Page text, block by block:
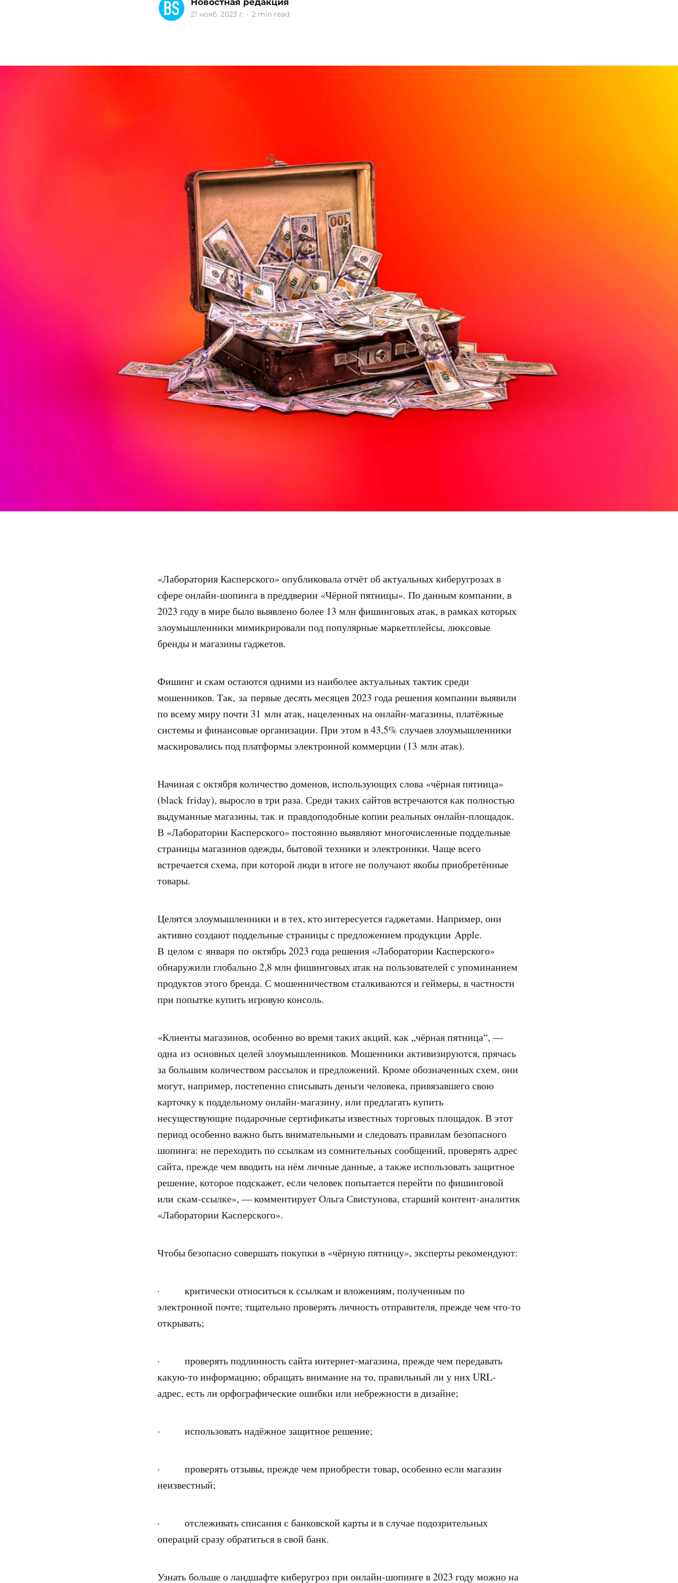
Новостная редакция
21 нояб. 2023 г. • 2 min read
«Лаборатория Касперского» опубликовала отчёт об актуальных киберугрозах в
сфере онлайн-шопинга в преддверии «Чёрной пятницы». По данным компании, в
2023 году в мире было выявлено более 13 млн фишинговых атак, в рамках которых
злоумышленники мимикрировали под популярные маркетплейсы, люксовые
бренды и магазины гаджетов.
Фишинг и скам остаются одними из наиболее актуальных тактик среди
мошенников. Так, за первые десять месяцев 2023 года решения компании выявили
по всему миру почти 31 млн атак, нацеленных на онлайн-магазины, платёжные
системы и финансовые организации. При этом в 43,5% случаев злоумышленники
маскировались под платформы электронной коммерции (13 млн атак).
Начиная с октября количество доменов, использующих слова «чёрная пятница»
(black friday), выросло в три раза. Среди таких сайтов встречаются как полностью
выдуманные магазины, так и правдоподобные копии реальных онлайн-площадок.
В «Лаборатории Касперского» постоянно выявляют многочисленные поддельные
страницы магазинов одежды, бытовой техники и электроники. Чаще всего
встречается схема, при которой люди в итоге не получают якобы приобретённые
товары.
Целятся злоумышленники и в тех, кто интересуется гаджетами. Например, они
активно создают поддельные страницы с предложением продукции Apple.
В целом с января по октябрь 2023 года решения «Лаборатории Касперского»
обнаружили глобально 2,8 млн фишинговых атак на пользователей с упоминанием
продуктов этого бренда. С мошенничеством сталкиваются и геймеры, в частности
при попытке купить игровую консоль.
«Клиенты магазинов, особенно во время таких акций, как „чёрная пятница“, —
одна из основных целей злоумышленников. Мошенники активизируются, прячась
за большим количеством рассылок и предложений. Кроме обозначенных схем, они
могут, например, постепенно списывать деньги человека, привязавшего свою
карточку к поддельному онлайн-магазину, или предлагать купить
несуществующие подарочные сертификаты известных торговых площадок. В этот
период особенно важно быть внимательными и следовать правилам безопасного
шопинга: не переходить по ссылкам из сомнительных сообщений, проверять адрес
сайта, прежде чем вводить на нём личные данные, а также использовать защитное
решение, которое подскажет, если человек попытается перейти по фишинговой
или скам-ссылке», — комментирует Ольга Свистунова, старший контент-аналитик
«Лаборатории Касперского».
Чтобы безопасно совершать покупки в «чёрную пятницу», эксперты рекомендуют:
· критически относиться к ссылкам и вложениям, полученным по
электронной почте; тщательно проверять личность отправителя, прежде чем что-то
открывать;
· проверять подлинность сайта интернет-магазина, прежде чем передавать
какую-то информацию; обращать внимание на то, правильный ли у них URL-
адрес, есть ли орфографические ошибки или небрежности в дизайне;
· использовать надёжное защитное решение;
· проверять отзывы, прежде чем приобрести товар, особенно если магазин
неизвестный;
· отслеживать списания с банковской карты и в случае подозрительных
операций сразу обратиться в свой банк.
Узнать больше о ландшафте киберугроз при онлайн-шопинге в 2023 году можно на